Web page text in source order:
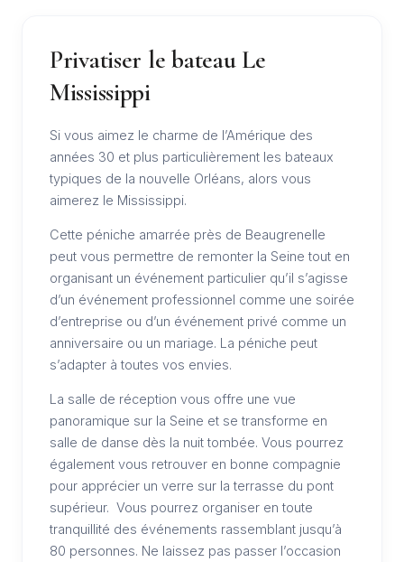
Privatiser le bateau Le
Mississippi
Si vous aimez le charme de l’Amérique des
années 30 et plus particulièrement les bateaux
typiques de la nouvelle Orléans, alors vous
aimerez le Mississippi.
Cette péniche amarrée près de Beaugrenelle
peut vous permettre de remonter la Seine tout en
organisant un événement particulier qu’il s’agisse
d’un événement professionnel comme une soirée
d’entreprise ou d’un événement privé comme un
anniversaire ou un mariage. La péniche peut
s’adapter à toutes vos envies.
La salle de réception vous offre une vue
panoramique sur la Seine et se transforme en
salle de danse dès la nuit tombée. Vous pourrez
également vous retrouver en bonne compagnie
pour apprécier un verre sur la terrasse du pont
supérieur. Vous pourrez organiser en toute
tranquillité des événements rassemblant jusqu’à
80 personnes. Ne laissez pas passer l’occasion